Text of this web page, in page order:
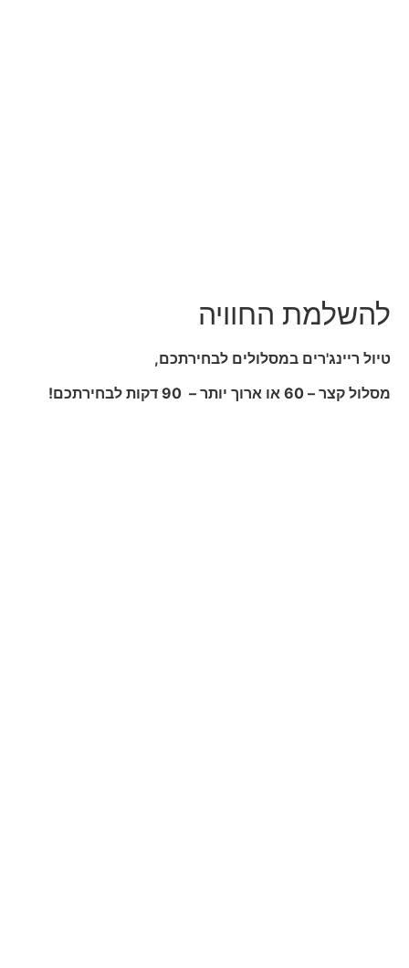
להשלמת החוויה
טיול ריינג'רים במסלולים לבחירתכם,
מסלול קצר – 60 או ארוך יותר – 90 דקות לבחירתכם!